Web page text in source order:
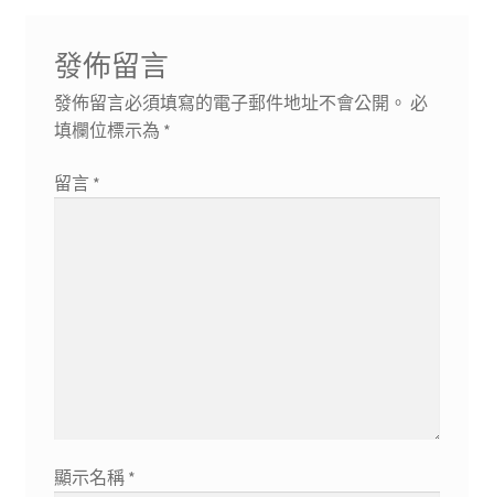
覽發佈留言
發佈留言必須填寫的電子郵件地址不會公開。 必
填欄位標示為 *
留言 *
顯示名稱 *